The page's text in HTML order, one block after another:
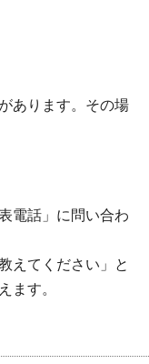
あります。その場
電話」に問い合わ
えてください」と
ます。